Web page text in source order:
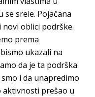
se srele. Pojačana
oblici podrške.
prema
ukazali na
da je ta podrška
i da unapredimo
aktivnosti prešao u